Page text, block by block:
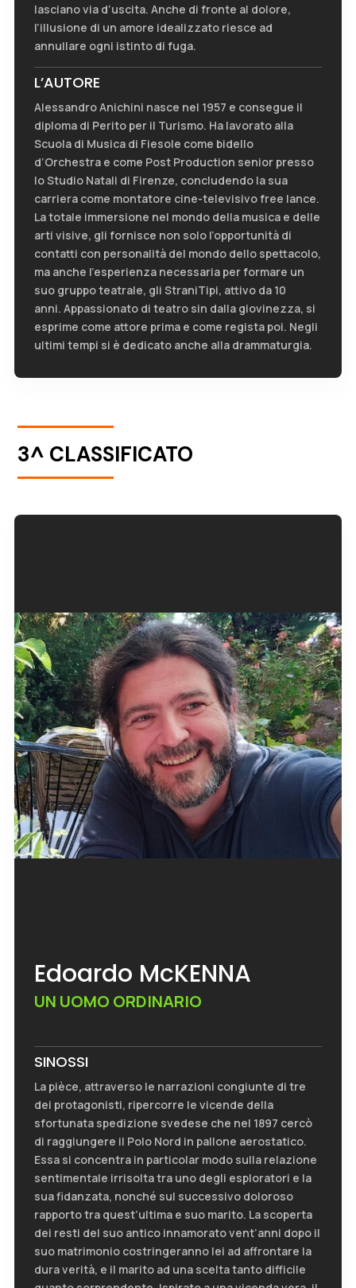
lasciano via d’uscita. Anche di fronte al dolore,
l’illusione di un amore idealizzato riesce ad
annullare ogni istinto di fuga.
L’AUTORE
Alessandro Anichini nasce nel 1957 e consegue il
diploma di Perito per il Turismo. Ha lavorato alla
Scuola di Musica di Fiesole come bidello
d’Orchestra e come Post Production senior presso
lo Studio Natali di Firenze, concludendo la sua
carriera come montatore cine-televisivo free lance.
La totale immersione nel mondo della musica e delle
arti visive, gli fornisce non solo l’opportunità di
contatti con personalità del mondo dello spettacolo,
ma anche l’esperienza necessaria per formare un
suo gruppo teatrale, gli StraniTipi, attivo da 10
anni. Appassionato di teatro sin dalla giovinezza, si
esprime come attore prima e come regista poi. Negli
ultimi tempi si è dedicato anche alla drammaturgia.
3^ CLASSIFICATO
Edoardo McKENNA
UN UOMO ORDINARIO
SINOSSI
La pièce, attraverso le narrazioni congiunte di tre
dei protagonisti, ripercorre le vicende della
sfortunata spedizione svedese che nel 1897 cercò
di raggiungere il Polo Nord in pallone aerostatico.
Essa si concentra in particolar modo sulla relazione
sentimentale irrisolta tra uno degli esploratori e la
sua fidanzata, nonché sul successivo doloroso
rapporto tra quest’ultima e suo marito. La scoperta
dei resti del suo antico innamorato vent’anni dopo il
suo matrimonio costringeranno lei ad affrontare la
dura verità, e il marito ad una scelta tanto difficile